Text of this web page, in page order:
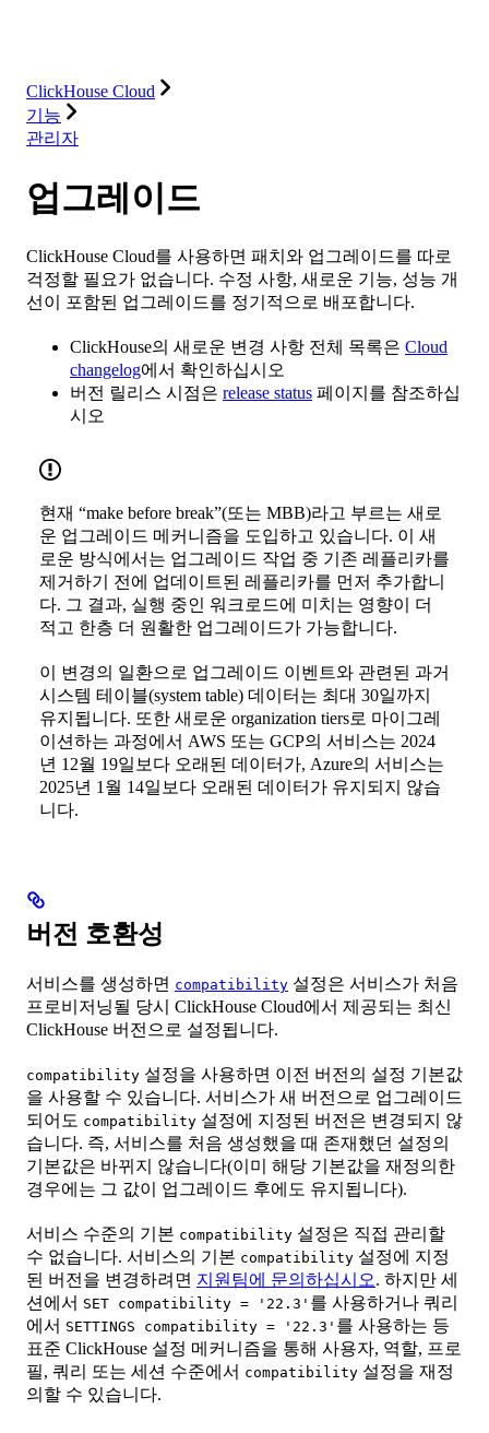
ClickHouse Cloud
기능
관리자
업그레이드
ClickHouse Cloud를 사용하면 패치와 업그레이드를 따로
걱정할 필요가 없습니다. 수정 사항, 새로운 기능, 성능 개
선이 포함된 업그레이드를 정기적으로 배포합니다.
ClickHouse의 새로운 변경 사항 전체 목록은 Cloud
changelog에서 확인하십시오
버전 릴리스 시점은 release status 페이지를 참조하십
시오
현재 “make before break”(또는 MBB)라고 부르는 새로
운 업그레이드 메커니즘을 도입하고 있습니다. 이 새
로운 방식에서는 업그레이드 작업 중 기존 레플리카를
제거하기 전에 업데이트된 레플리카를 먼저 추가합니
다. 그 결과, 실행 중인 워크로드에 미치는 영향이 더
적고 한층 더 원활한 업그레이드가 가능합니다.
이 변경의 일환으로 업그레이드 이벤트와 관련된 과거
시스템 테이블(system table) 데이터는 최대 30일까지
유지됩니다. 또한 새로운 organization tiers로 마이그레
이션하는 과정에서 AWS 또는 GCP의 서비스는 2024
년 12월 19일보다 오래된 데이터가, Azure의 서비스는
2025년 1월 14일보다 오래된 데이터가 유지되지 않습
니다.
버전 호환성
서비스를 생성하면 compatibility 설정은 서비스가 처음
프로비저닝될 당시 ClickHouse Cloud에서 제공되는 최신
ClickHouse 버전으로 설정됩니다.
compatibility 설정을 사용하면 이전 버전의 설정 기본값
을 사용할 수 있습니다. 서비스가 새 버전으로 업그레이드
되어도 compatibility 설정에 지정된 버전은 변경되지 않
습니다. 즉, 서비스를 처음 생성했을 때 존재했던 설정의
기본값은 바뀌지 않습니다(이미 해당 기본값을 재정의한
경우에는 그 값이 업그레이드 후에도 유지됩니다).
서비스 수준의 기본 compatibility 설정은 직접 관리할
수 없습니다. 서비스의 기본 compatibility 설정에 지정
된 버전을 변경하려면 지원팀에 문의하십시오. 하지만 세
션에서 SET compatibility = '22.3' 를 사용하거나 쿼리
에서 SETTINGS compatibility = '22.3' 를 사용하는 등
표준 ClickHouse 설정 메커니즘을 통해 사용자, 역할, 프로
필, 쿼리 또는 세션 수준에서 compatibility 설정을 재정
의할 수 있습니다.